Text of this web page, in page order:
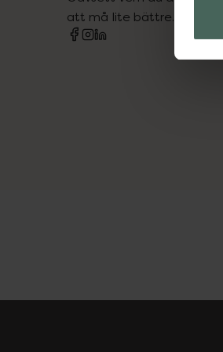
att må lite bättre.